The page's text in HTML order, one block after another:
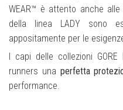
WEAR™ è attento anche
della linea LADY sono
appositamente per le
I capi delle collezioni
runners una perfetta
performance.